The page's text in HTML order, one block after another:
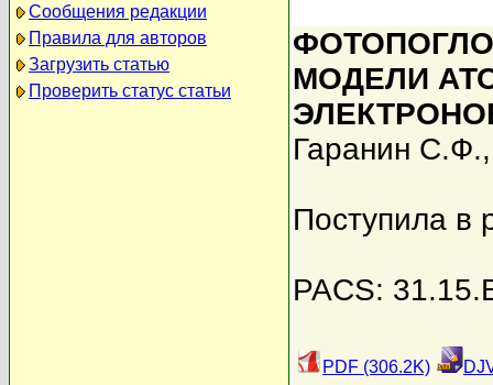
Сообщения редакции
Правила для авторов
Загрузить статью
Проверить статус статьи
МОДЕЛИ
Гаранин С.Ф.
Поступила в
PACS:
PDF (306.2K)